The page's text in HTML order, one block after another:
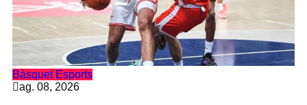
Bàsquet Esports
ag. 08, 2026